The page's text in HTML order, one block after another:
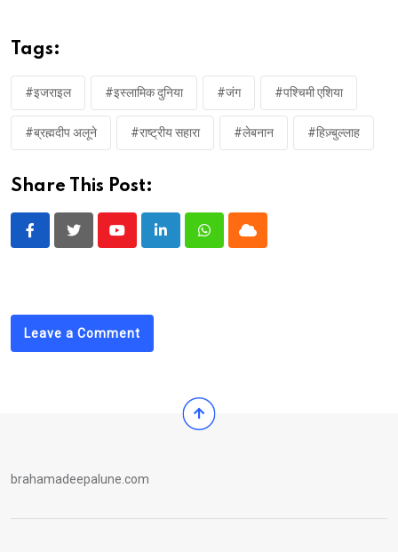
Tags:
#इजराइल #इस्लामिक दुनिया #जंग #पश्चिमी एशिया
#ब्रह्मदीप अलूने #राष्ट्रीय सहारा #लेबनान #हिज़्बुल्लाह
Share This Post:
YoutubeLinkedInWhatsappCloud
Leave a Comment
brahamadeepalune.com